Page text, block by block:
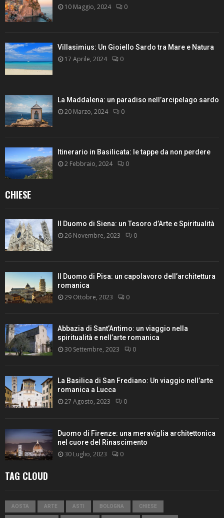
10 Maggio, 2024 0
Villasimius: Un Gioiello Sardo tra Mare e Natura
17 Aprile, 2024 0
La Maddalena: un paradiso nell’arcipelago sardo
20 Marzo, 2024 0
Itinerario in Basilicata: le tappe da non perdere
2 Febbraio, 2024 0
CHIESE
Il Duomo di Siena: un Tesoro d’Arte e Spiritualità
26 Novembre, 2023 0
Il Duomo di Pisa: un capolavoro dell’architettura
romanica
29 Ottobre, 2023 0
Abbazia di Sant’Antimo: un viaggio nella
spiritualità e nell’arte romanica
30 Settembre, 2023 0
La Basilica di San Frediano: Un viaggio nell’arte
romanica a Lucca
27 Agosto, 2023 0
Duomo di Firenze: una meraviglia architettonica
nel cuore del Rinascimento
30 Luglio, 2023 0
TAG CLOUD
AOSTA ARTE ASTI BOLOGNA CHIESE